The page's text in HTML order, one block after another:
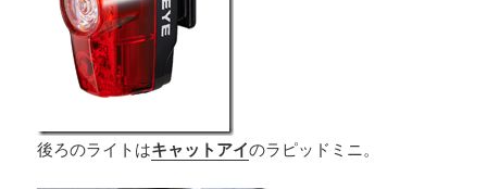
後ろのライトはキャットアイのラピッドミニ。